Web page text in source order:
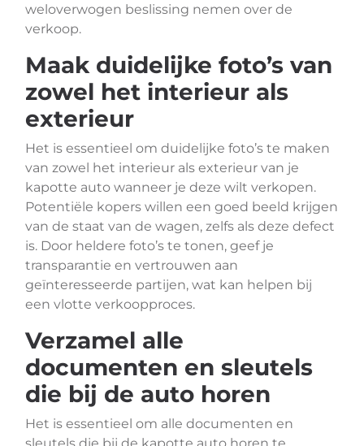
weloverwogen beslissing nemen over de
verkoop.
Maak duidelijke foto’s van
zowel het interieur als
exterieur
Het is essentieel om duidelijke foto’s te maken
van zowel het interieur als exterieur van je
kapotte auto wanneer je deze wilt verkopen.
Potentiële kopers willen een goed beeld krijgen
van de staat van de wagen, zelfs als deze defect
is. Door heldere foto’s te tonen, geef je
transparantie en vertrouwen aan
geïnteresseerde partijen, wat kan helpen bij
een vlotte verkoopproces.
Verzamel alle
documenten en sleutels
die bij de auto horen
Het is essentieel om alle documenten en